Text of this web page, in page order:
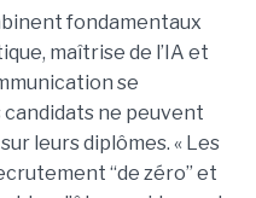
fondamentaux
maîtrise de l’IA et
se
ne peuvent
leurs diplômes. « Les
“de zéro” et